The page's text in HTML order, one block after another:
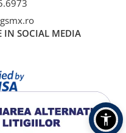
IN SOCIAL MEDIA